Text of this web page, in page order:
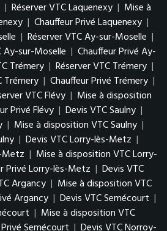
| Réserver VTC Laquenexy | Mise à
| Chauffeur Privé Laquenexy |
| Réserver VTC Ay-sur-Moselle |
Ay-sur-Moselle | Chauffeur Privé Ay-
Trémery | Réserver VTC Trémery |
Trémery | Chauffeur Privé Trémery |
VTC Flévy | Mise à disposition
Privé Flévy | Devis VTC Saulny |
| Mise à disposition VTC Saulny |
| Devis VTC Lorry-lès-Metz |
Metz | Mise à disposition VTC Lorry-
Privé Lorry-lès-Metz | Devis VTC
Argancy | Mise à disposition VTC
Argancy | Devis VTC Semécourt |
| Mise à disposition VTC